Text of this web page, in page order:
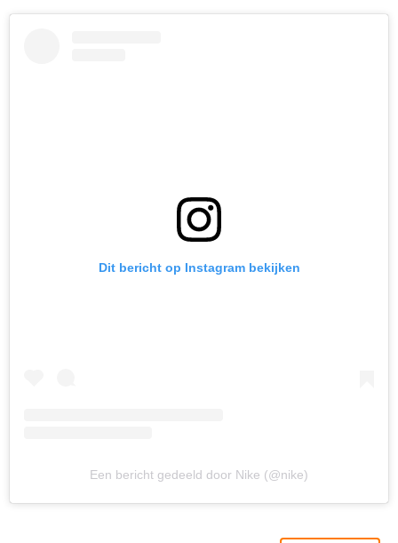
Dit bericht op Instagram bekijken
Een bericht gedeeld door Nike (@nike)